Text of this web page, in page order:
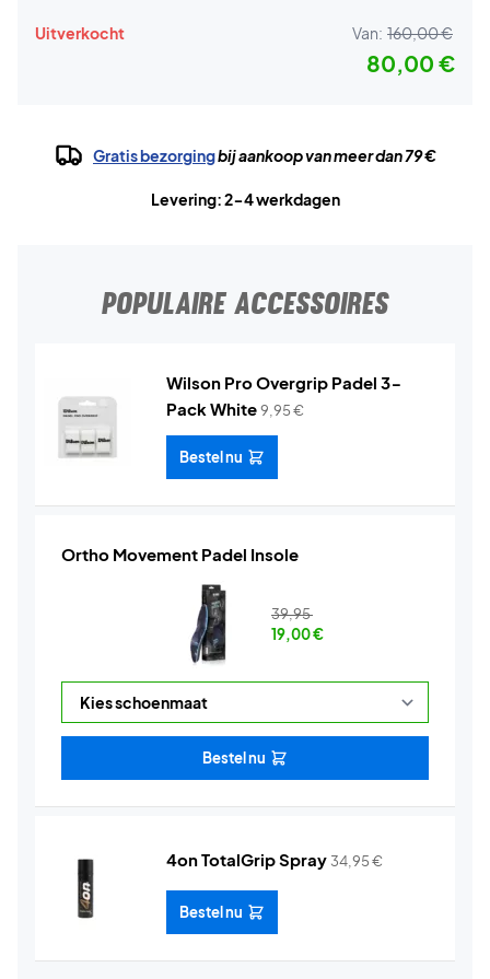
Uitverkocht Van: 160,00 €
80,00 €
Gratis bezorgingbij aankoop van meer dan 79 €
Levering: 2-4 werkdagen
POPULAIRE ACCESSOIRES
Wilson Pro Overgrip Padel 3-
Pack White9,95€
Bestel nu
Ortho Movement Padel Insole
39,95
19,00€
Bestel nu
4on TotalGrip Spray 34,95€
Bestel nu